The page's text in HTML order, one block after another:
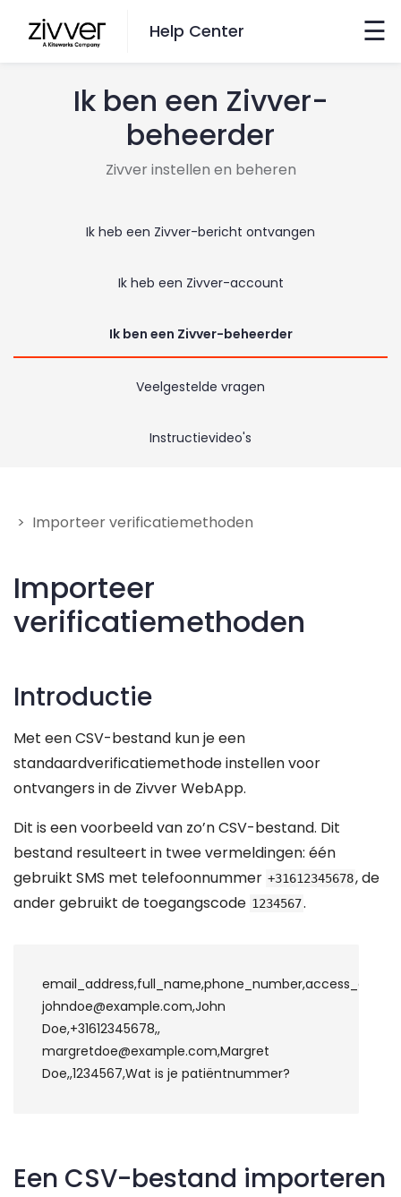
×
Wil je zoeken?
Ga hiernaartoe
Help Center ☰
Ik ben een Zivver-
beheerder
Zivver instellen en beheren
Ik heb een Zivver-bericht ontvangen
Ik heb een Zivver-account
Ik ben een Zivver-beheerder
Veelgestelde vragen
Instructievideo's
> Importeer verificatiemethoden
Importeer
verificatiemethoden
Introductie
Met een CSV-bestand kun je een
standaardverificatiemethode instellen voor
ontvangers in de Zivver WebApp.
Dit is een voorbeeld van zo’n CSV-bestand. Dit
bestand resulteert in twee vermeldingen: één
gebruikt SMS met telefoonnummer +31612345678, de
ander gebruikt de toegangscode 1234567.
email_address,full_name,phone_number,access_code
johndoe@example.com,John
Doe,+31612345678
margretdoe@example.com,Margret
Doe,,1234567,Wat is je patiëntnummer?
Een CSV-bestand importeren